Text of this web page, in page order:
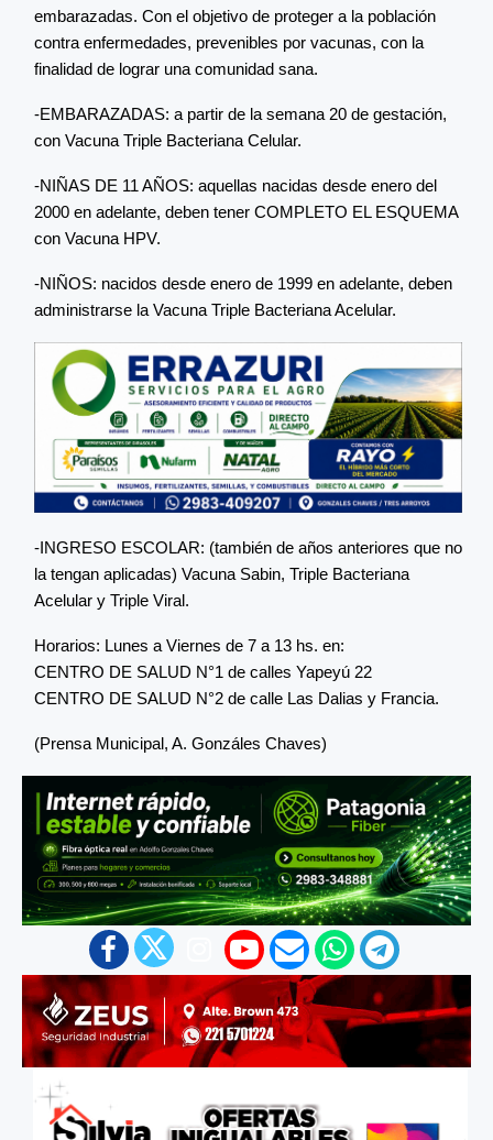
embarazadas. Con el objetivo de proteger a la población
contra enfermedades, prevenibles por vacunas, con la
finalidad de lograr una comunidad sana.
-EMBARAZADAS: a partir de la semana 20 de gestación,
con Vacuna Triple Bacteriana Celular.
-NIÑAS DE 11 AÑOS: aquellas nacidas desde enero del
2000 en adelante, deben tener COMPLETO EL ESQUEMA
con Vacuna HPV.
-NIÑOS: nacidos desde enero de 1999 en adelante, deben
administrarse la Vacuna Triple Bacteriana Acelular.
-INGRESO ESCOLAR: (también de años anteriores que no
la tengan aplicadas) Vacuna Sabin, Triple Bacteriana
Acelular y Triple Viral.
Horarios: Lunes a Viernes de 7 a 13 hs. en:
CENTRO DE SALUD N°1 de calles Yapeyú 22
CENTRO DE SALUD N°2 de calle Las Dalias y Francia.
(Prensa Municipal, A. Gonzáles Chaves)